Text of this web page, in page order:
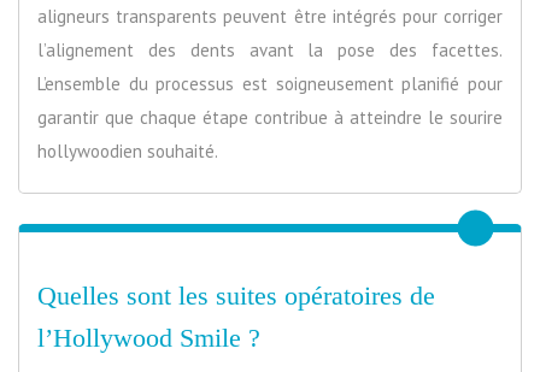
aligneurs transparents peuvent être intégrés pour corriger
l’alignement des dents avant la pose des facettes.
L’ensemble du processus est soigneusement planifié pour
garantir que chaque étape contribue à atteindre le sourire
hollywoodien souhaité.
Quelles sont les suites opératoires de
l’Hollywood Smile ?